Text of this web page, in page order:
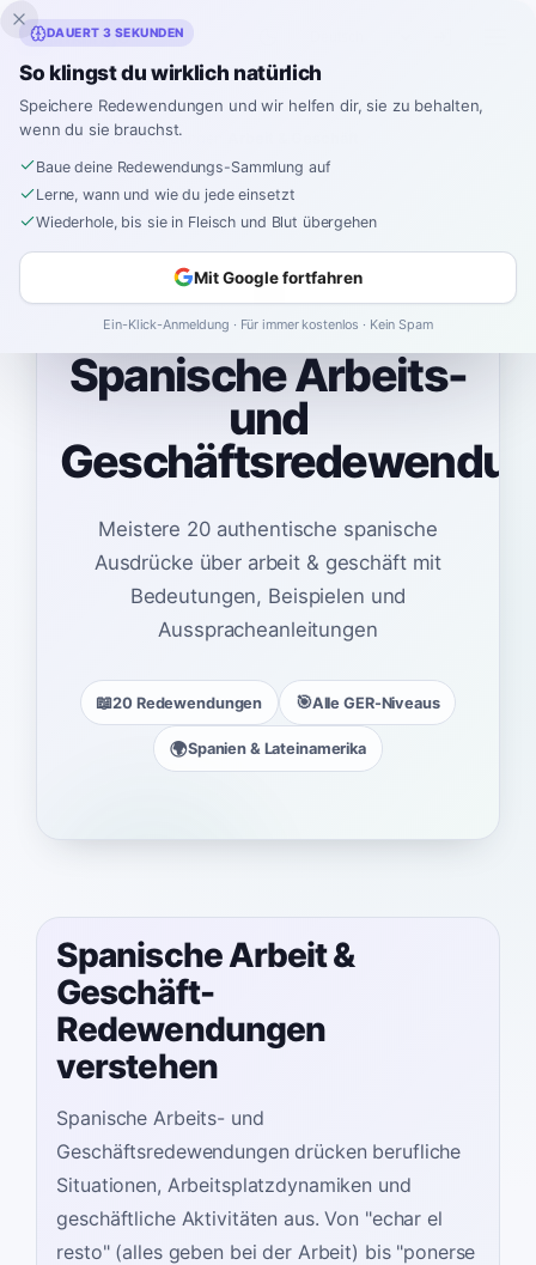
Inklingo
Spanisch›Redewendungen
💼
Spanische Arbeits-
und
Meistere 20 authentische spanische
Ausdrücke über arbeit & geschäft mit
Bedeutungen, Beispielen und
Ausspracheanleitungen
📖20 Redewendungen 🎯Alle GER-Niveaus
🌍Spanien & Lateinamerika
Spanische Arbeit &
Geschäft-
Redewendungen
verstehen
Spanische Arbeits- und
Geschäftsredewendungen drücken berufliche
Situationen, Arbeitsplatzdynamiken und
geschäftliche Aktivitäten aus. Von "echar el
resto" (alles geben bei der Arbeit) bis "ponerse
DAUERT 3 SEKUNDEN
So klingst du wirklich natürlich
Speichere Redewendungen und wir helfen dir, sie zu behalten,
wenn du sie brauchst.
Baue deine Redewendungs-Sammlung auf
Lerne, wann und wie du jede einsetzt
Wiederhole, bis sie in Fleisch und Blut übergehen
Mit Google fortfahren
Ein-Klick-Anmeldung · Für immer kostenlos · Kein Spam